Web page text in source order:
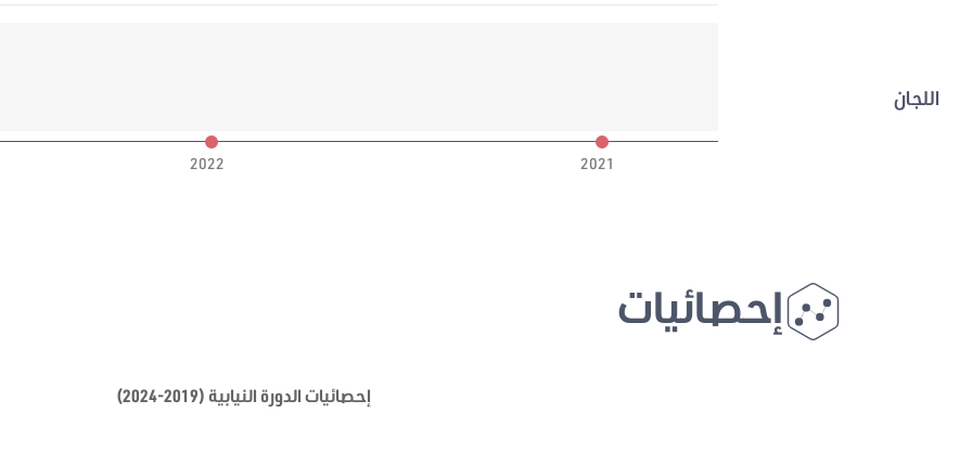
اللجان
2021
2022
إحصائيات
إحصائيات الدورة النيابية (2019-2024)